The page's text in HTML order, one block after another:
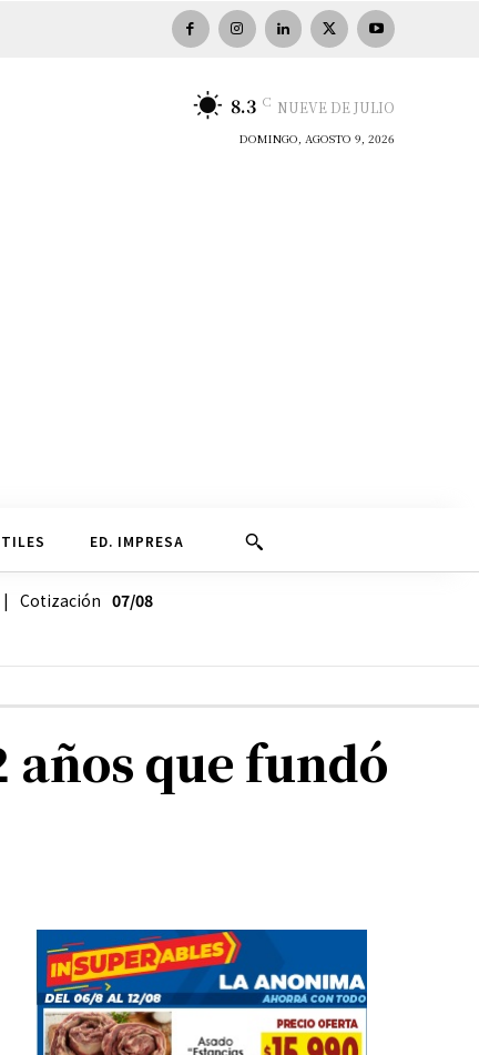
8.3 C NUEVE DE JULIO
DOMINGO, AGOSTO 9, 2026
ED. IMPRESA
07/08
que fundó